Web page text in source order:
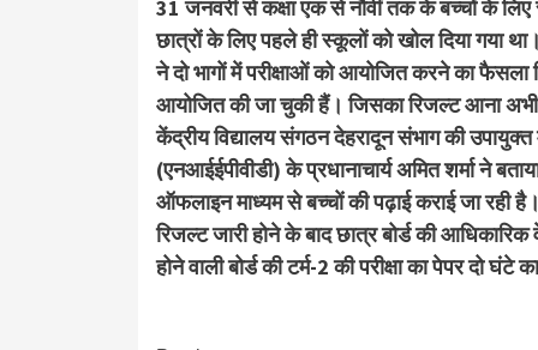
31 जनवरी से कक्षा एक से नौवीं तक के बच्चों के
छात्रों के लिए पहले ही स्कूलों को खोल दिया गया
ने दो भागों में परीक्षाओं को आयोजित करने का फैसला
आयोजित की जा चुकी हैं। जिसका रिजल्ट आना अभी
केंद्रीय विद्यालय संगठन देहरादून संभाग की
(एनआईईपीवीडी) के प्रधानाचार्य अमित शर्मा ने
ऑफलाइन माध्यम से बच्चों की पढ़ाई कराई जा रही
रिजल्ट जारी होने के बाद छात्र बोर्ड की
होने वाली बोर्ड की टर्म-2 की परीक्षा का पेपर दो